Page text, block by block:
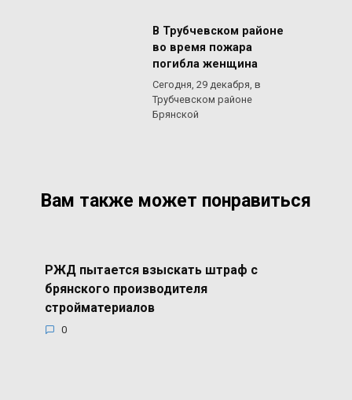
В Трубчевском районе
во время пожара
погибла женщина
Сегодня, 29 декабря, в
Трубчевском районе
Брянской
Вам также может понравиться
РЖД пытается взыскать штраф с
брянского производителя
стройматериалов
0